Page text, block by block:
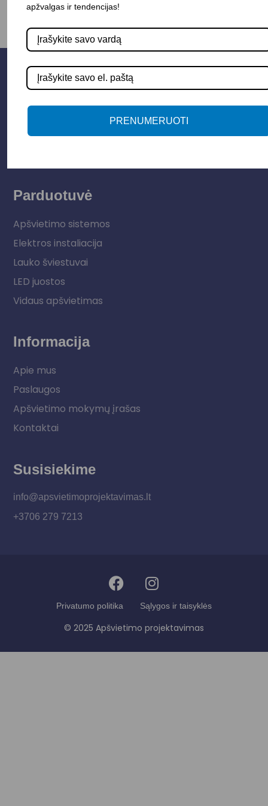
Parduotuvė
Apšvietimo sistemos
Elektros instaliacija
Lauko šviestuvai
LED juostos
Vidaus apšvietimas
Informacija
Apie mus
Paslaugos
Apšvietimo mokymų įrašas
Kontaktai
Susisiekime
info@apsvietimoprojektavimas.lt
+3706 279 7213
Privatumo politika Sąlygos ir taisyklės
© 2025 Apšvietimo projektavimas
apžvalgas ir tendencijas!
PRENUMERUOTI